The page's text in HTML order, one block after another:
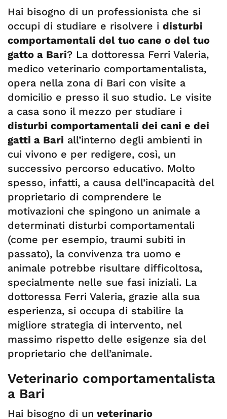
Hai bisogno di un professionista che si
occupi di studiare e risolvere i disturbi
comportamentali del tuo cane o del tuo
gatto a Bari? La dottoressa Ferri Valeria,
medico veterinario comportamentalista,
opera nella zona di Bari con visite a
domicilio e presso il suo studio. Le visite
a casa sono il mezzo per studiare i
disturbi comportamentali dei cani e dei
gatti a Bari all’interno degli ambienti in
cui vivono e per redigere, così, un
successivo percorso educativo. Molto
spesso, infatti, a causa dell’incapacità del
proprietario di comprendere le
motivazioni che spingono un animale a
determinati disturbi comportamentali
(come per esempio, traumi subiti in
passato), la convivenza tra uomo e
animale potrebbe risultare difficoltosa,
specialmente nelle sue fasi iniziali. La
dottoressa Ferri Valeria, grazie alla sua
esperienza, si occupa di stabilire la
migliore strategia di intervento, nel
massimo rispetto delle esigenze sia del
proprietario che dell’animale.
Veterinario comportamentalista
a Bari
Hai bisogno di un veterinario